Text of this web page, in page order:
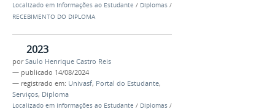
Localizado em Informações ao Estudante / Diplomas /
RECEBIMENTO DO DIPLOMA
2023
porSaulo Henrique Castro Reis
— publicado 14/08/2024
— registrado em: Univasf, Portal do Estudante,
Serviços, Diploma
Localizado em Informações ao Estudante / Diplomas /